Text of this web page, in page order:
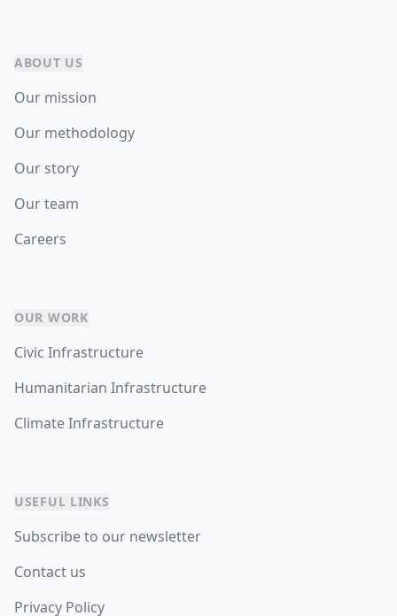
ABOUT US
Our mission
Our methodology
Our story
Our team
Careers
OUR WORK
Civic Infrastructure
Humanitarian Infrastructure
Climate Infrastructure
USEFUL LINKS
Subscribe to our newsletter
Contact us
Privacy Policy